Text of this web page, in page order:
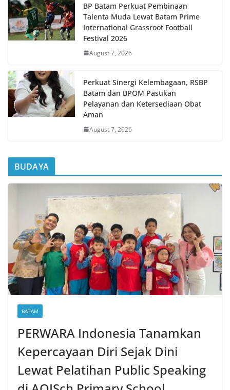
BP Batam Perkuat Pembinaan
Talenta Muda Lewat Batam Prime
International Grassroot Football
Festival 2026
August 7, 2026
Perkuat Sinergi Kelembagaan, RSBP
Batam dan BPOM Pastikan
Pelayanan dan Ketersediaan Obat
Aman
August 7, 2026
BUDAYA
BATAM
PERWARA Indonesia Tanamkan
Kepercayaan Diri Sejak Dini
Lewat Pelatihan Public Speaking